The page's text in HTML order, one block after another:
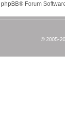
phpBB® Forum
© 2005-